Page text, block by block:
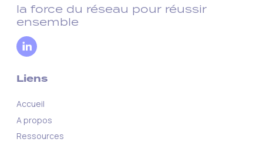
la force du réseau pour réussir
ensemble
Liens
Accueil
A propos
Ressources